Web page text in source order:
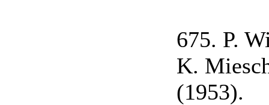
675. P.
K.
(1953).